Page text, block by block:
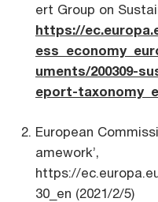
ert Group on
https://
uments/200309-
eport-
European
amework’,
https://
30_en (2021/2/5)